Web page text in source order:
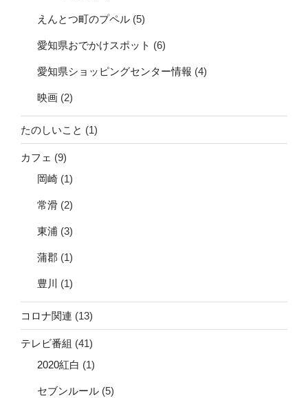
えんとつ町のプペル (5)
愛知県おでかけスポット (6)
愛知県ショッピングセンター情報 (4)
映画 (2)
たのしいこと (1)
カフェ (9)
岡崎 (1)
常滑 (2)
東浦 (3)
蒲郡 (1)
豊川 (1)
コロナ関連 (13)
テレビ番組 (41)
2020紅白 (1)
セブンルール (5)